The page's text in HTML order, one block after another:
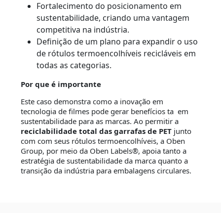
Fortalecimento do posicionamento em
sustentabilidade, criando uma vantagem
competitiva na indústria.
Definição de um plano para expandir o uso
de rótulos termoencolhíveis recicláveis em
todas as categorias.
Por que é importante
Este caso demonstra como a inovação em
tecnologia de filmes pode gerar benefícios ta em
sustentabilidade para as marcas. Ao permitir a
reciclabilidade total das garrafas de PET junto
com com seus rótulos termoencolhíveis, a Oben
Group, por meio da Oben Labels®, apoia tanto a
estratégia de sustentabilidade da marca quanto a
transição da indústria para embalagens circulares.